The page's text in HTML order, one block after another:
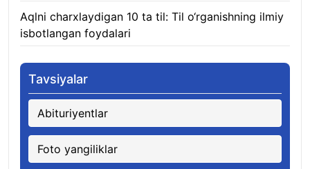
Aqlni charxlaydigan 10 ta til: Til o‘rganishning ilmiy
isbotlangan foydalari
Tavsiyalar
Abituriyentlar
Foto yangiliklar